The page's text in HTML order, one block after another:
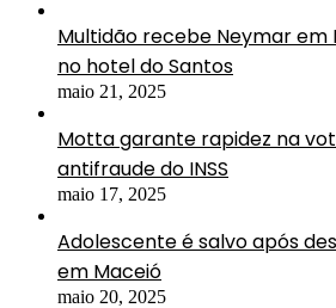
Multidão recebe Neymar em
no hotel do Santos
maio 21, 2025
Motta garante rapidez na
antifraude do INSS
maio 17, 2025
Adolescente é salvo após
em Maceió
maio 20, 2025